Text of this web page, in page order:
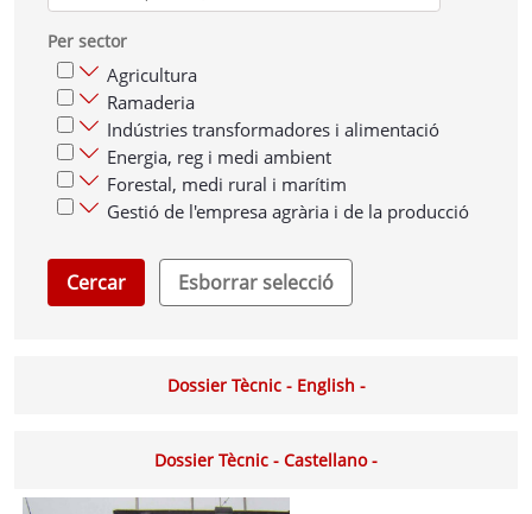
Per sector
Agricultura
Ramaderia
Indústries transformadores i alimentació
Energia, reg i medi ambient
Forestal, medi rural i marítim
Gestió de l'empresa agrària i de la producció
Cercar Esborrar selecció
Dossier Tècnic - English -
Dossier Tècnic - Castellano -